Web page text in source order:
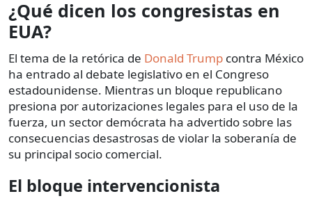
¿Qué dicen los congresistas en
EUA?
El tema de la retórica de Donald Trump contra México
ha entrado al debate legislativo en el Congreso
estadounidense. Mientras un bloque republicano
presiona por autorizaciones legales para el uso de la
fuerza, un sector demócrata ha advertido sobre las
consecuencias desastrosas de violar la soberanía de
su principal socio comercial.
El bloque intervencionista